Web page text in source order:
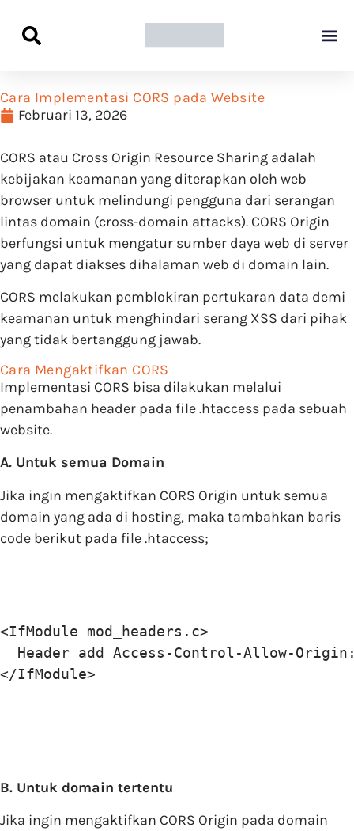
Cara Implementasi CORS pada Website
Februari 13, 2026
CORS atau Cross Origin Resource Sharing adalah
kebijakan keamanan yang diterapkan oleh web
browser untuk melindungi pengguna dari serangan
lintas domain (cross-domain attacks). CORS Origin
berfungsi untuk mengatur sumber daya web di server
yang dapat diakses dihalaman web di domain lain.
CORS melakukan pemblokiran pertukaran data demi
keamanan untuk menghindari serang XSS dari pihak
yang tidak bertanggung jawab.
Cara Mengaktifkan CORS
Implementasi CORS bisa dilakukan melalui
penambahan header pada file .htaccess pada sebuah
website.
A. Untuk semua Domain
Jika ingin mengaktifkan CORS Origin untuk semua
domain yang ada di hosting, maka tambahkan baris
code berikut pada file .htaccess;
<IfModule mod_headers.c>
Header add Access-Control-Allow-
</IfModule>
B. Untuk domain tertentu
Jika ingin mengaktifkan CORS Origin pada domain